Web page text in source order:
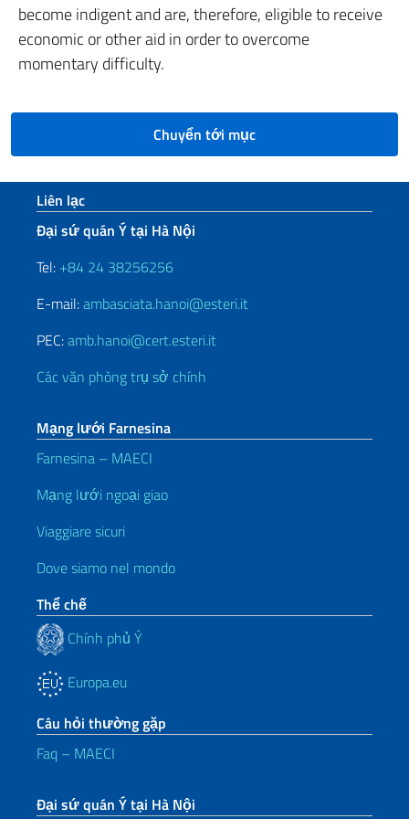
become indigent and are, therefore, eligible to receive
economic or other aid in order to overcome
momentary difficulty.
Chuyển tới mục
Sezione footer
Liên lạc
Đại sứ quán Ý tại Hà Nội
Tel: +84 24 38256256
E-mail:ambasciata.hanoi@esteri.it
PEC:amb.hanoi@cert.esteri.it
Các văn phòng trụ sở chính
Mạng lưới Farnesina
Farnesina – MAECI
Mạng lưới ngoại giao
Viaggiare sicuri
Dove siamo nel mondo
Thể chế
Chính phủ Ý
Europa.eu
Câu hỏi thường gặp
Faq – MAECI
Đại sứ quán Ý tại Hà Nội